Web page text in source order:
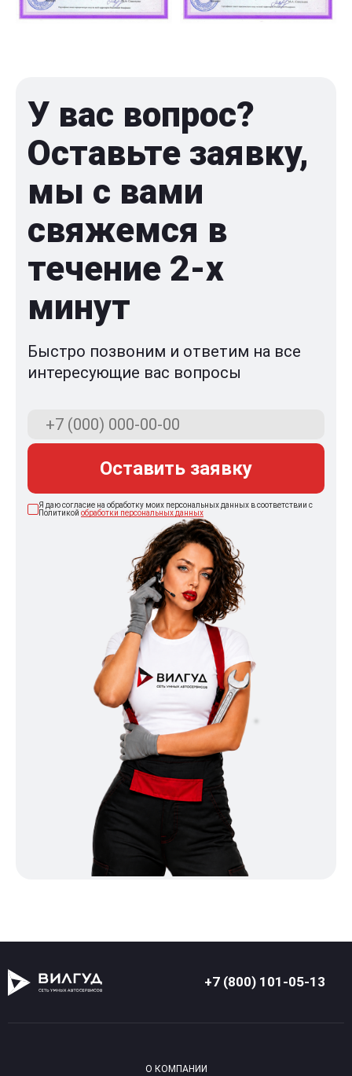
У вас вопрос?
Оставьте заявку,
мы с вами
свяжемся в
течение 2-x
минут
Быстро позвоним и ответим на все
интересующие вас вопросы
Оставить заявку
Я даю согласие на обработку моих персональных данных в соответствии с
Политикой обработки персональных данных
+7 (800) 101-05-13
О КОМПАНИИ